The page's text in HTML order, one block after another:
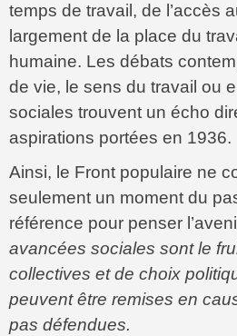
temps de travail, de l’accès
largement de la place du
humaine. Les débats
de vie, le sens du travail ou
sociales trouvent un écho
aspirations portées en 1936.
Ainsi, le Front populaire ne
seulement un moment du
référence pour penser
avancées sociales sont le
collectives et de choix
peuvent être remises en
pas défendues.